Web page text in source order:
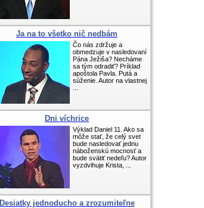
Ja na to všetko nič nedbám
Čo nás zdržuje a
obmedzuje v nasledovaní
Pána Ježiša? Necháme
sa tým odradiť? Príklad
apoštola Pavla. Putá a
súženie. Autor na vlastnej
Dni víchrice
Výklad Daniel 11. Ako sa
môže stať, že celý svet
bude nasledovať jednu
náboženskú mocnosť a
bude svätiť nedeľu? Autor
vyzdvihuje Krista, ...
Desiatky jednoducho a zrozumiteľne